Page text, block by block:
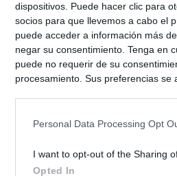
dispositivos. Puede hacer clic para
socios para que llevemos a cabo el
puede acceder a información más
negar su consentimiento. Tenga en
puede no requerir de su
procesamiento. Sus preferencias
Personal Data Processing Opt
I want to opt-out of the Sharing
Opted In